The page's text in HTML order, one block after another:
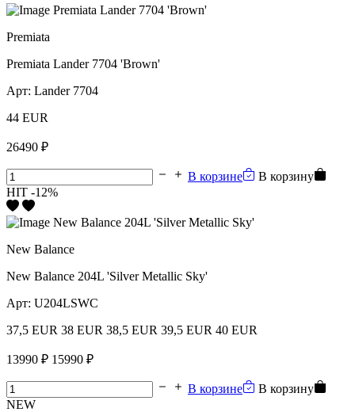
Premiata
Premiata Lander 7704 'Brown'
Арт: Lander 7704
44 EUR
26490 ₽
В корзине
В корзину
HIT -12%
New Balance
New Balance 204L 'Silver Metallic Sky'
Арт: U204LSWC
37,5 EUR 38 EUR 38,5 EUR 39,5 EUR 40 EUR
13990 ₽ 15990 ₽
В корзине
В корзину
NEW